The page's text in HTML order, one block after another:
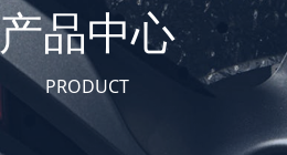
产品中心
PRODUCT